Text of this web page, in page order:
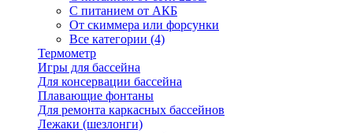
С питанием от АКБ
От скиммера или форсунки
Все категории (4)
Термометр
Игры для бассейна
Для консервации бассейна
Плавающие фонтаны
Для ремонта каркасных бассейнов
Лежаки (шезлонги)